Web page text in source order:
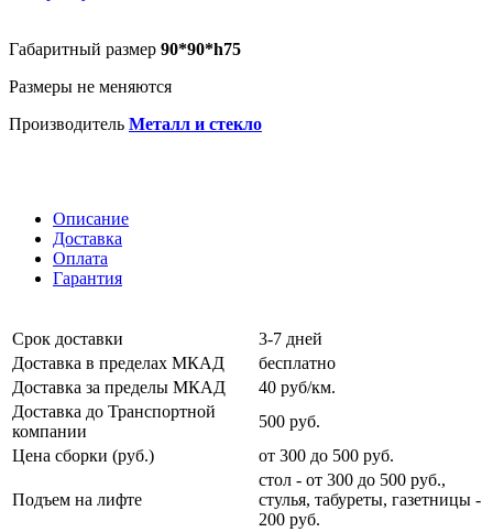
Габаритный размер 90*90*h75
Размеры не меняются
Производитель Металл и стекло
Описание
Доставка
Оплата
Гарантия
Срок доставки
3-7 дней
Доставка в пределах МКАД
бесплатно
Доставка за пределы МКАД
40 руб/км.
Доставка до Транспортной
компании
500 руб.
Цена сборки (руб.)
от 300 до 500 руб.
Подъем на лифте
стол - от 300 до 500 руб.,
стулья, табуреты, газетницы -
200 руб.